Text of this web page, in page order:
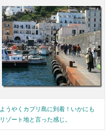
ようやくカプリ島に到着！いかにも
リゾート地と言った感じ。